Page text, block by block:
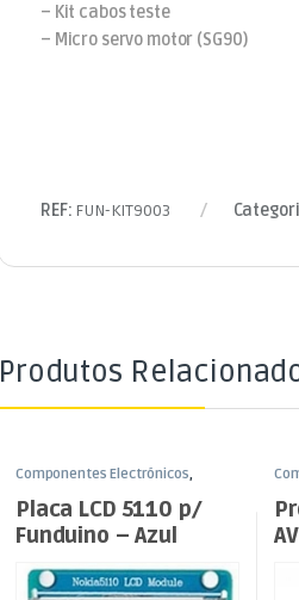
– Kit cabos teste
– Micro servo motor (SG90)
REF: FUN-KIT9003
Produtos
Componentes Electrónicos,
Placa LCD 5110 p/
Funduino – Azul